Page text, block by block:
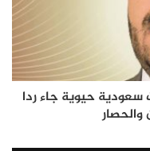
حيوية جاء ردا
والحصار